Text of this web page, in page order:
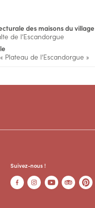
des maisons du village
de l’Escandorgue
Plateau de l’Escandorgue »
Suivez-nous !